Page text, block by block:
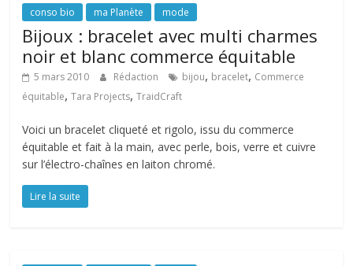
conso bio ma Planète mode
Bijoux : bracelet avec multi charmes
noir et blanc commerce équitable
5 mars 2010 Rédaction bijou, bracelet, Commerce
équitable,Tara Projects,TraidCraft
Voici un bracelet cliqueté et rigolo, issu du commerce
équitable et fait à la main, avec perle, bois, verre et cuivre
sur l’électro-chaînes en laiton chromé.
Lire la suite